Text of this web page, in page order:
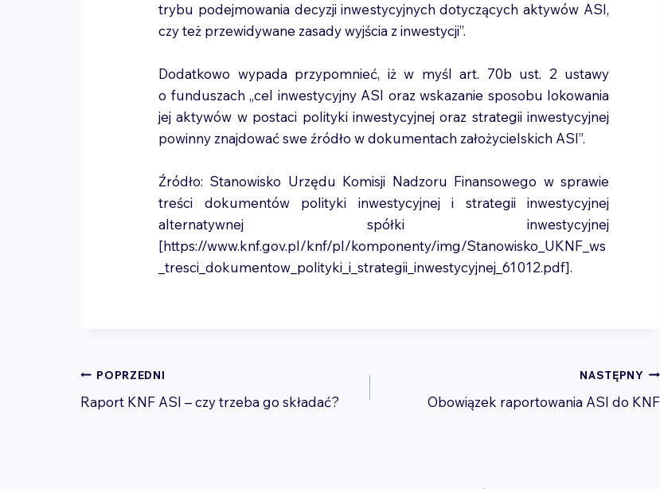
trybu podejmowania decyzji inwestycyjnych dotyczących aktywów ASI,
czy też przewidywane zasady wyjścia z inwestycji”.
Dodatkowo wypada przypomnieć, iż w myśl art. 70b ust. 2 ustawy
o funduszach „cel inwestycyjny ASI oraz wskazanie sposobu lokowania
jej aktywów w postaci polityki inwestycyjnej oraz strategii inwestycyjnej
powinny znajdować swe źródło w dokumentach założycielskich ASI”.
Źródło: Stanowisko Urzędu Komisji Nadzoru Finansowego w sprawie
treści dokumentów polityki inwestycyjnej i strategii inwestycyjnej
alternatywnej spółki inwestycyjnej
[https://www.knf.gov.pl/knf/pl/komponenty/img/Stanowisko_UKNF_ws
_tresci_dokumentow_polityki_i_strategii_inwestycyjnej_61012.pdf].
Nawigacja
wpisu
POPRZEDNI
Raport KNF ASI – czy trzeba go składać?
NASTĘPNY
Obowiązek raportowania ASI do KNF